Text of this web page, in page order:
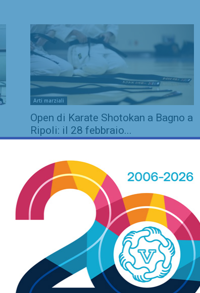
Arti marziali
Open di Karate Shotokan a Bagno a
Ripoli: il 28 febbraio...
Sabato 28 febbraio dalle 15 alle 18 sarà dedicato ai
più piccoli con gare di Kata bambini. Domenica 1
marzo dalle 9.30 alle 19, gare di categoria di Kata e
Kumite individuale e a squadre